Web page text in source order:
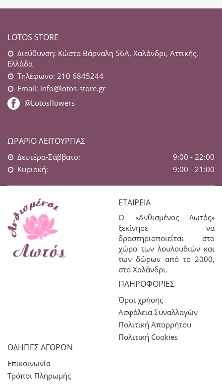
LOTOS STORE
Διεύθυνση: Κώστα Βάρναλη 56Α, Χαλάνδρι, Αττικής,
Ελλάδα
Τηλέφωνο: 210 6845244
Email: info@lotos-store.gr
@Lotosflowers
ΩΡΆΡΙΟ ΛΕΙΤΟΥΡΓΊΑΣ
Δευτέρα-Σάββατο:
9:00 - 22:00
Κυριακή:
9:00 - 21:00
ΕΤΑΙΡΕΊΑ
Ο «Ανθισμένος Λωτός»
ξεκίνησε να
δραστηριοποιείται στο
χώρο των λουλουδιών και
των δώρων από το 2000,
στο Χαλάνδρι.
ΠΛΗΡΟΦΟΡΊΕΣ
Όροι χρήσης
Ασφάλεια Συναλλαγών
Πολιτική Απορρήτου
Πολιτική Cookies
ΟΔΗΓΙΕΣ ΑΓΟΡΩΝ
Επικοινωνία
Τρόποι Πληρωμής